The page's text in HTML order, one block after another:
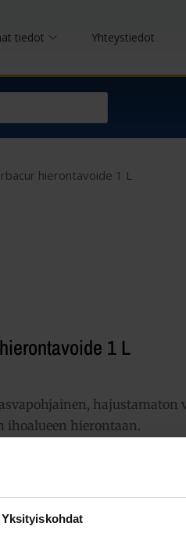
Yksityiskohdat
tiedot Yhteystiedot
hierontavoide 1 L
1 L
hajustamaton
ihoalueen hierontaan.